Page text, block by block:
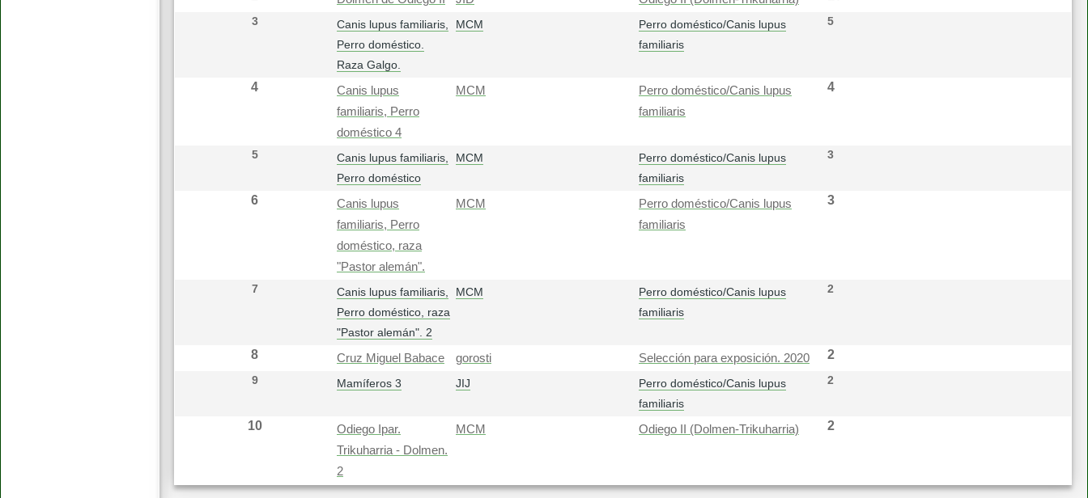
3
Canis lupus familiaris,
Perro doméstico.
Raza Galgo.
MCM
Perro doméstico/Canis lupus
familiaris
5
4
Canis lupus
familiaris, Perro
doméstico 4
MCM
Perro doméstico/Canis lupus
familiaris
4
5
Canis lupus familiaris,
Perro doméstico
MCM
Perro doméstico/Canis lupus
familiaris
3
6
Canis lupus
familiaris, Perro
doméstico, raza
"Pastor alemán".
MCM
Perro doméstico/Canis lupus
familiaris
3
7
Canis lupus familiaris,
Perro doméstico, raza
"Pastor alemán". 2
MCM
Perro doméstico/Canis lupus
familiaris
2
8 Cruz Miguel Babace gorosti Selección para exposición. 2020 2
9 Mamíferos 3 JIJ
Perro doméstico/Canis lupus
familiaris
2
10
Odiego Ipar.
Trikuharria - Dolmen.
2
MCM Odiego II (Dolmen-Trikuharria) 2